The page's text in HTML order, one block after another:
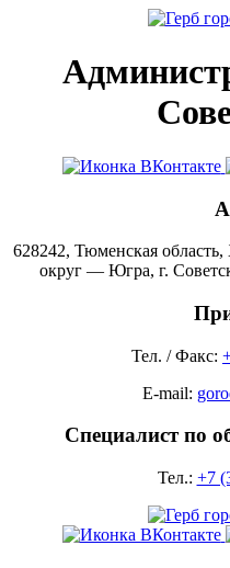
628242, Тюменская
округ — Югра, г.
Тел. / Факс:
E-mail:
Специалист по
Тел.: +7